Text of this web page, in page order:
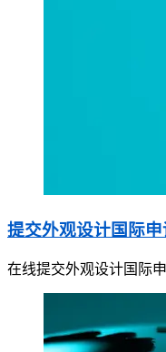
提交外观设计国际申
在线提交外观设计国际